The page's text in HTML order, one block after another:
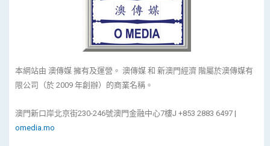
本網站由 澳傳媒 擁有及運營。 澳傳媒 和 新澳門經濟 階屬於澳傳媒有
限公司（於 2009 年創辦）的商業名稱。
澳門新口岸北京街230-246號澳門金融中心7樓J +853 2883 6497 |
omedia.mo